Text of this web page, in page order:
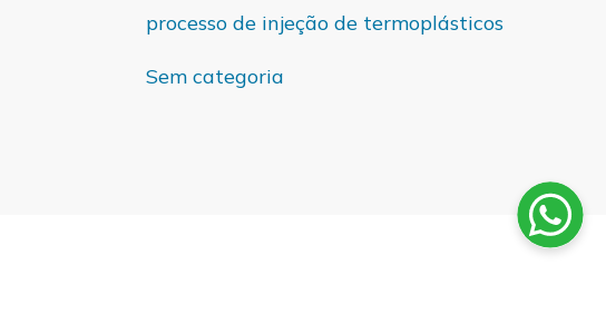
processo de injeção de termoplásticos
Sem categoria